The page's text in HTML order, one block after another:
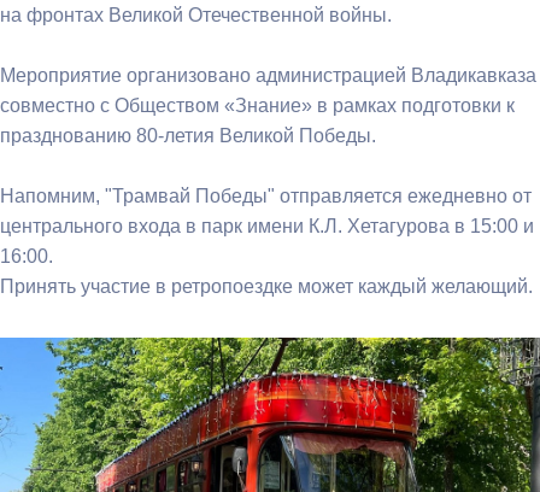
на фронтах Великой Отечественной войны.
Мероприятие организовано администрацией Владикавказа
совместно с Обществом «Знание» в рамках подготовки к
празднованию 80-летия Великой Победы.
Напомним, "Трамвай Победы" отправляется ежедневно от
центрального входа в парк имени К.Л. Хетагурова в 15:00 и
16:00.
Принять участие в ретропоездке может каждый желающий.